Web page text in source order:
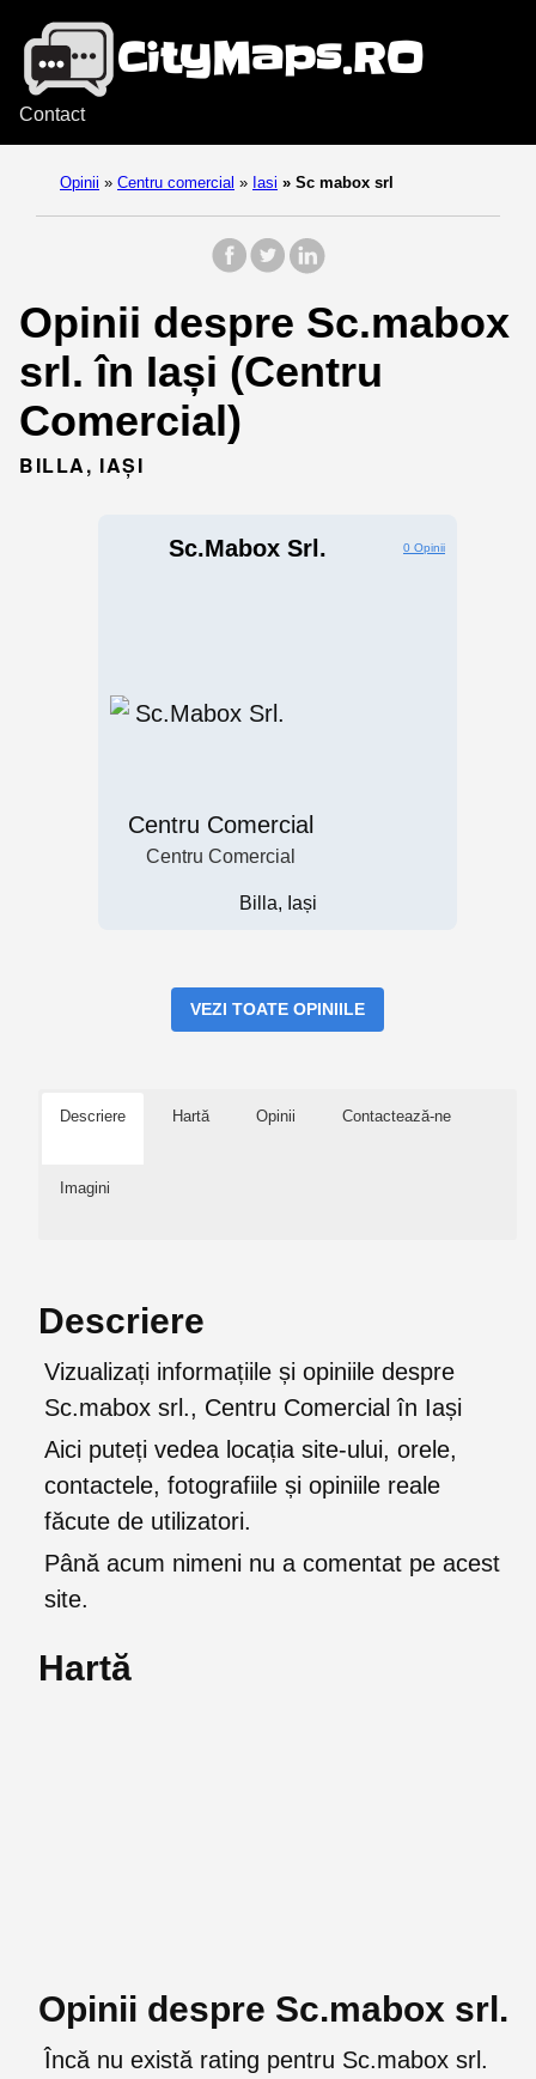
Contact
Opinii » Centru comercial » Iasi » Sc mabox srl
Opinii despre Sc.mabox
srl. în Iași (Centru
Comercial)
BILLA, IAȘI
Sc.mabox Srl. 0 Opinii
Centru Comercial
Centru Comercial
Billa, Iași
VEZI TOATE OPINIILE
Descriere Hartă Opinii Contactează-ne
Imagini
Descriere
Vizualizați informațiile și opiniile despre
Sc.mabox srl., Centru Comercial în Iași
Aici puteți vedea locația site-ului, orele,
contactele, fotografiile și opiniile reale
făcute de utilizatori.
Până acum nimeni nu a comentat pe acest
site.
Hartă
Opinii despre Sc.mabox srl.
Încă nu există rating pentru Sc.mabox srl.